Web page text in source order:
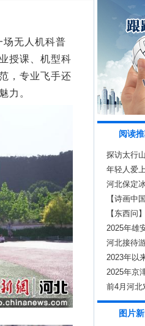
无人机科普
授课、机型科
，专业飞手还
力。
阅读
探访太行
年轻人爱
疗愈
河北保定
【诗画中
【东西问
打破文化
2025年雄
等投入5.2
河北接待
2023年以
800家
2025年京
20%以上
前4月河北
伙伴
图片